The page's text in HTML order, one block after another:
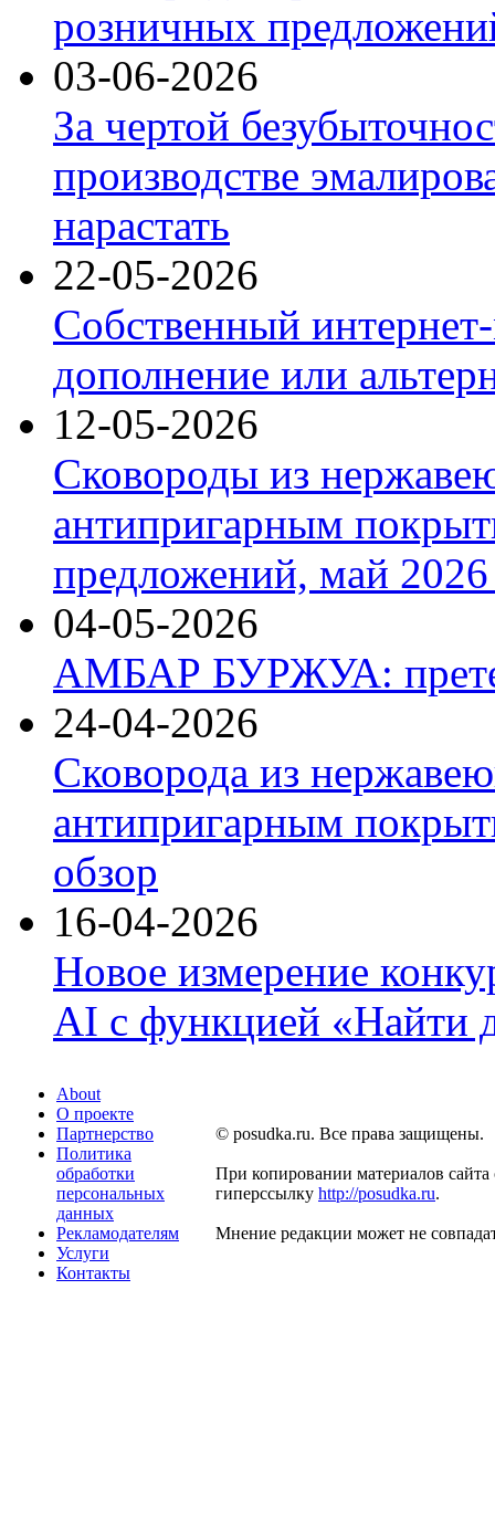
розничных
03-06-2026
За чертой
производстве
нарастать
22-05-2026
Собственный
дополнение или
12-05-2026
Сковороды из
антипригарным
предложений, май 2026
04-05-2026
АМБАР БУРЖУА:
24-04-2026
Сковорода из
антипригарным
обзор
16-04-2026
Новое измерение
AI с функцией «Найти
About
О проекте
Партнерство
Политика
обработки
персональных
данных
Рекламодателям
Услуги
Контакты
© posudka.ru. Все права защищены.
При копировании материалов сайта
гиперссылку http://posudka.ru.
Мнение редакции может не